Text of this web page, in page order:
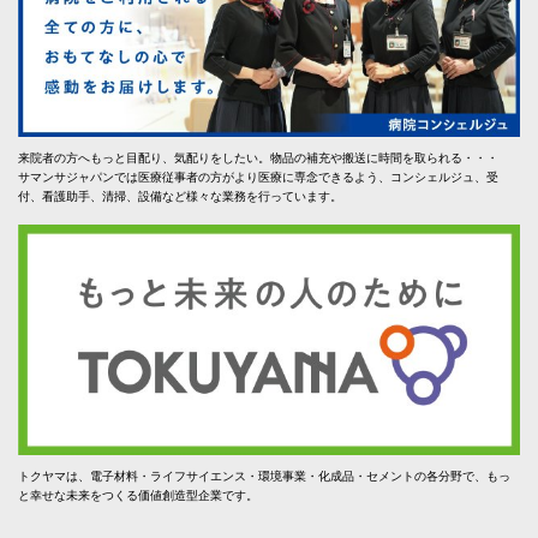
来院者の方へもっと目配り、気配りをしたい。物品の補充や搬送に時間を取られる・・・
サマンサジャパンでは医療従事者の方がより医療に専念できるよう、コンシェルジュ、受
付、看護助手、清掃、設備など様々な業務を行っています。
トクヤマは、電子材料・ライフサイエンス・環境事業・化成品・セメントの各分野で、もっ
と幸せな未来をつくる価値創造型企業です。